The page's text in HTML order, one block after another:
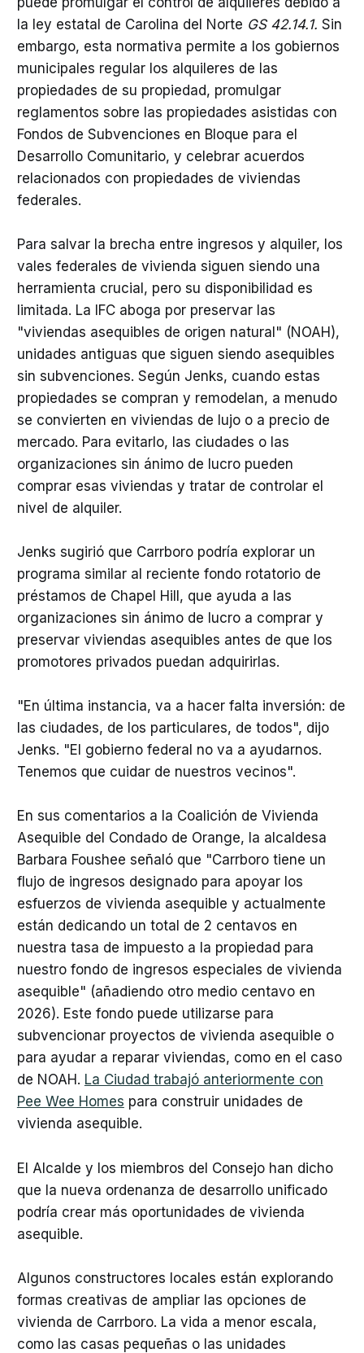
la ley estatal de Carolina del Norte GS 42.14.1. Sin
embargo, esta normativa permite a los gobiernos
municipales regular los alquileres de las
propiedades de su propiedad, promulgar
reglamentos sobre las propiedades asistidas con
Fondos de Subvenciones en Bloque para el
Desarrollo Comunitario, y celebrar acuerdos
relacionados con propiedades de viviendas
federales.
Para salvar la brecha entre ingresos y alquiler, los
vales federales de vivienda siguen siendo una
herramienta crucial, pero su disponibilidad es
limitada. La IFC aboga por preservar las
"viviendas asequibles de origen natural" (NOAH),
unidades antiguas que siguen siendo asequibles
sin subvenciones. Según Jenks, cuando estas
propiedades se compran y remodelan, a menudo
se convierten en viviendas de lujo o a precio de
mercado. Para evitarlo, las ciudades o las
organizaciones sin ánimo de lucro pueden
comprar esas viviendas y tratar de controlar el
nivel de alquiler.
Jenks sugirió que Carrboro podría explorar un
programa similar al reciente fondo rotatorio de
préstamos de Chapel Hill, que ayuda a las
organizaciones sin ánimo de lucro a comprar y
preservar viviendas asequibles antes de que los
promotores privados puedan adquirirlas.
"En última instancia, va a hacer falta inversión: de
las ciudades, de los particulares, de todos", dijo
Jenks. "El gobierno federal no va a ayudarnos.
Tenemos que cuidar de nuestros vecinos".
En sus comentarios a la Coalición de Vivienda
Asequible del Condado de Orange, la alcaldesa
Barbara Foushee señaló que "Carrboro tiene un
flujo de ingresos designado para apoyar los
esfuerzos de vivienda asequible y actualmente
están dedicando un total de 2 centavos en
nuestra tasa de impuesto a la propiedad para
nuestro fondo de ingresos especiales de vivienda
asequible" (añadiendo otro medio centavo en
2026). Este fondo puede utilizarse para
subvencionar proyectos de vivienda asequible o
para ayudar a reparar viviendas, como en el caso
de NOAH. La Ciudad trabajó anteriormente con
Pee Wee Homes para construir unidades de
vivienda asequible.
El Alcalde y los miembros del Consejo han dicho
que la nueva ordenanza de desarrollo unificado
podría crear más oportunidades de vivienda
asequible.
Algunos constructores locales están explorando
formas creativas de ampliar las opciones de
vivienda de Carrboro. La vida a menor escala,
como las casas pequeñas o las unidades